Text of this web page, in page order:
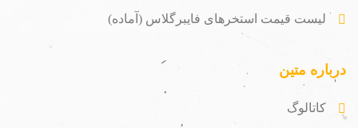
لیست قیمت استخرهای فایبرگلاس (آماده)
درباره متین
کاتالوگ